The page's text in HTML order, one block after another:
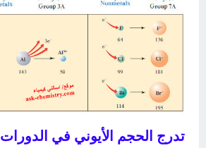
تدرج الحجم الأيوني في الدورات